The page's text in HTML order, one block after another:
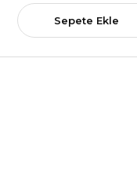
Sepete Ekle